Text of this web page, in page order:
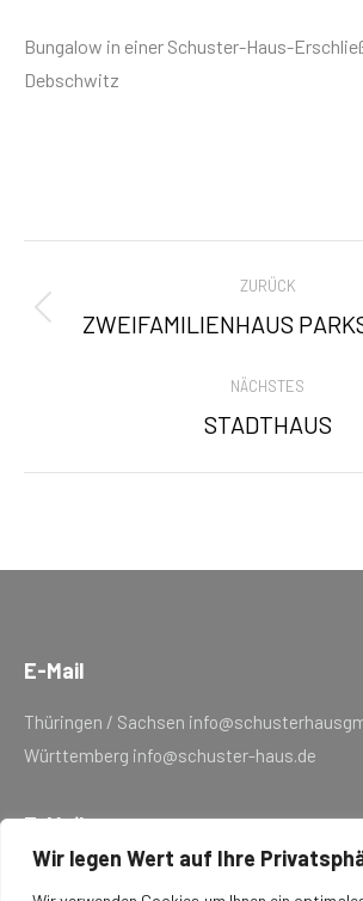
Wir legen Wert auf Ihre
Bungalow in einer Schuster-Haus-
Debschwitz
NAVIGATION
ZURÜCK
Previous
ZWEIFAMILIENHAUS
NÄCHSTES
Next
STADTHAUS
E-Mail
Thüringen / Sachsen
Württemberg info@schuster-haus.de
E-Mail
Thüringen / Sachsen